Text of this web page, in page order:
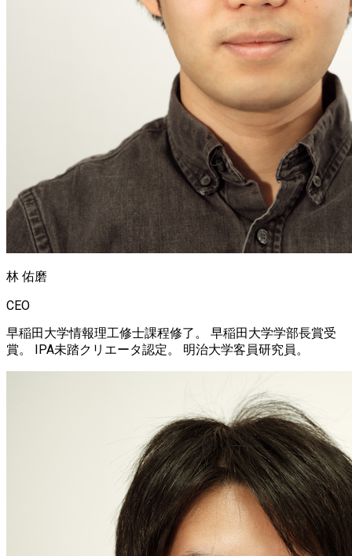
林 佑磨
CEO
早稲田大学情報理工修士課程修了。 早稲田大学学部長賞受
賞。 IPA未踏クリエータ認定。 明治大学客員研究員。